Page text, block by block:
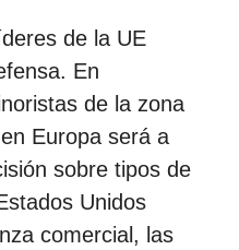
de la UE
En
de la zona
Europa será a
sobre tipos de
Unidos
comercial, las